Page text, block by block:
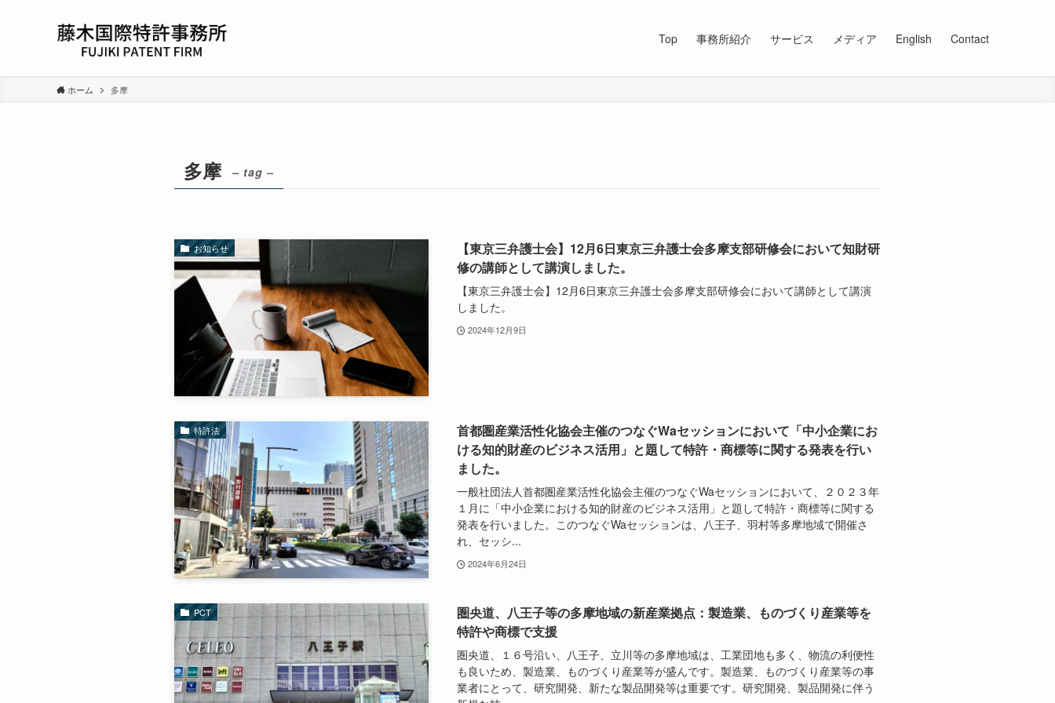
Top 事務所紹介 サービス メディア English Contact
ホーム 多摩
多摩 – tag –
お知らせ
【東京三弁護士会】12月6日東京三弁護士会多摩支部研修会において知財研
修の講師として講演しました。
【東京三弁護士会】12月6日東京三弁護士会多摩支部研修会において講師として講演
しました。
2024年12月9日
特許法
首都圏産業活性化協会主催のつなぐWaセッションにおいて「中小企業にお
ける知的財産のビジネス活用」と題して特許・商標等に関する発表を行い
ました。
一般社団法人首都圏産業活性化協会主催のつなぐWaセッションにおいて、２０２３年
１月に「中小企業における知的財産のビジネス活用」と題して特許・商標等に関する
発表を行いました。このつなぐWaセッションは、八王子、羽村等多摩地域で開催さ
れ、セッシ...
2024年6月24日
PCT
圏央道、八王子等の多摩地域の新産業拠点：製造業、ものづくり産業等を
特許や商標で支援
圏央道、１６号沿い、八王子、立川等の多摩地域は、工業団地も多く、物流の利便性
も良いため、製造業、ものづくり産業等が盛んです。製造業、ものづくり産業等の事
業者にとって、研究開発、新たな製品開発等は重要です。研究開発、製品開発に伴う